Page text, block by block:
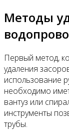
Методы
Первый метод,
удаления
использование
необходимо
вантуз или
инструменты
трубы.